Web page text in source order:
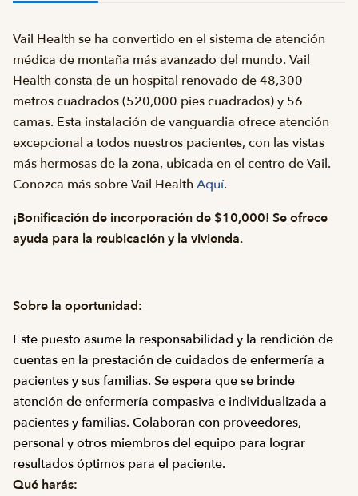
Vail Health se ha convertido en el sistema de atención
médica de montaña más avanzado del mundo. Vail
Health consta de un hospital renovado de 48,300
metros cuadrados (520,000 pies cuadrados) y 56
camas. Esta instalación de vanguardia ofrece atención
excepcional a todos nuestros pacientes, con las vistas
más hermosas de la zona, ubicada en el centro de Vail.
Conozca más sobre Vail Health Aquí.
¡Bonificación de incorporación de $10,000! Se ofrece
ayuda para la reubicación y la vivienda.
Sobre la oportunidad:
Este puesto asume la responsabilidad y la rendición de
cuentas en la prestación de cuidados de enfermería a
pacientes y sus familias. Se espera que se brinde
atención de enfermería compasiva e individualizada a
pacientes y familias. Colaboran con proveedores,
personal y otros miembros del equipo para lograr
resultados óptimos para el paciente.
Qué harás: